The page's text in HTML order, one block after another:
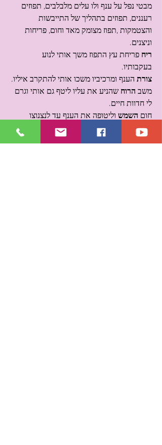
מבטי נפל על ענף ולו עלים מלבלבים, תפוזים
רעננים, תפוזים בתהליך של התייבשות
והצטמקות ,תפוז מצומק מאד וחום, פריחות
וניצנים.
ריח פריחת עץ התפוז משך אותי לנוע
בעקבותיו.
צורת הענף ומרכיביו משכו אותי להתקרב איליו.
משב הרוח שהניע את עליו ליטף גם אותי וגרם
לי חדוות חיים.
חום השמש וליטופה את הענף עד לנצנוצו
העלה בי חיוך.